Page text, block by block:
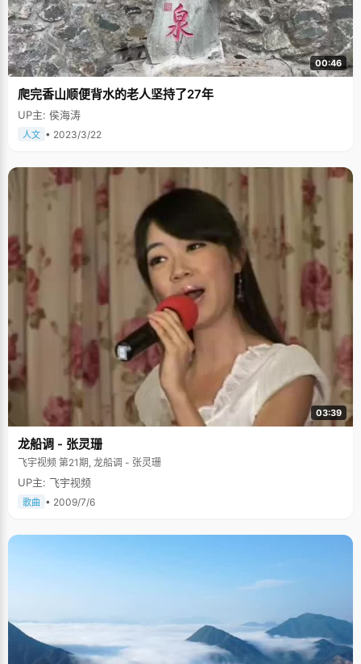
00:46
爬完香山顺便背水的老人坚持了27年
UP主: 侯海涛
人文 • 2023/3/22
03:39
龙船调 - 张灵珊
飞宇视频 第21期, 龙船调 - 张灵珊
UP主: 飞宇视频
歌曲 • 2009/7/6